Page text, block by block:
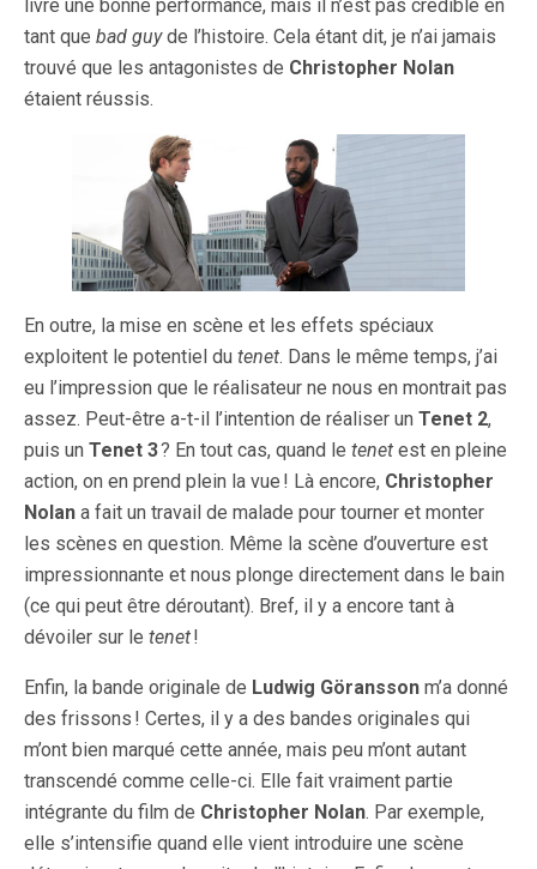
livre une bonne performance, mais il n’est pas crédible en
tant que bad guyde l’histoire. Cela étant dit, je n’ai jamais
trouvé que les antagonistes de Christopher Nolan
étaient réussis.
En outre, la mise en scène et les effets spéciaux
exploitent le potentiel du tenet. Dans le même temps, j’ai
eu l’impression que le réalisateur ne nous en montrait pas
assez. Peut-être a-t-il l’intention de réaliser un Tenet 2,
puis un Tenet 3? En tout cas, quand le tenet est en pleine
action, on en prend plein la vue ! Là encore, Christopher
Nolan a fait un travail de malade pour tourner et monter
les scènes en question. Même la scène d’ouverture est
impressionnante et nous plonge directement dans le bain
(ce qui peut être déroutant). Bref, il y a encore tant à
dévoiler sur le tenet!
Enfin, la bande originale de Ludwig Göransson m’a donné
des frissons ! Certes, il y a des bandes originales qui
m’ont bien marqué cette année, mais peu m’ont autant
transcendé comme celle-ci. Elle fait vraiment partie
intégrante du film de Christopher Nolan. Par exemple,
elle s’intensifie quand elle vient introduire une scène